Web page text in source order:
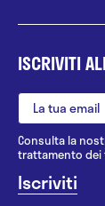
ISCRIVITI
Consulta la
trattamento dei